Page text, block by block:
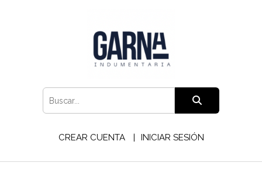
CREAR CUENTA INICIAR SESIÓN